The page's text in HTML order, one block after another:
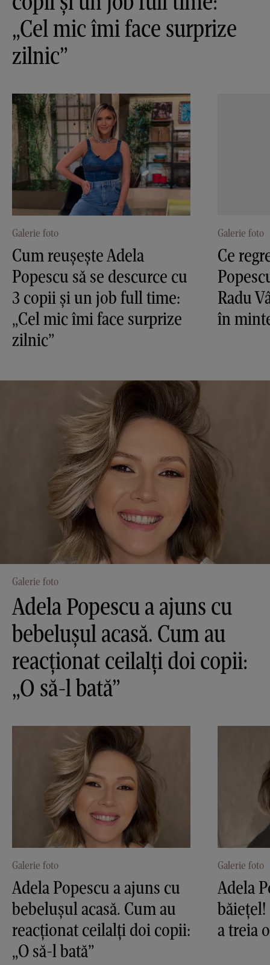
„Cel mic îmi face surprize
zilnic”
Galerie foto
Cum reușește Adela
Popescu să se descurce cu
3 copii și un job full time:
„Cel mic îmi face surprize
zilnic”
Galerie foto
Ce
Radu
în
Galerie foto
Adela Popescu a ajuns cu
bebelușul acasă. Cum au
reacționat ceilalți doi copii:
„O să-l bată”
Galerie foto
Adela Popescu a ajuns cu
bebelușul acasă. Cum au
reacționat ceilalți doi copii:
„O să-l bată”
Galerie foto
Adela
băiețel!
a treia